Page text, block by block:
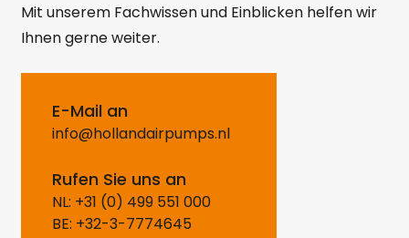
Mit unserem Fachwissen und Einblicken helfen wir
Ihnen gerne weiter.
E-Mail an
info@hollandairpumps.nl
Rufen Sie uns an
NL: +31 (0) 499 551 000
BE: +32-3-7774645